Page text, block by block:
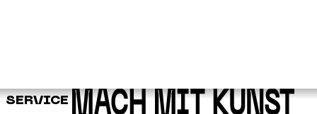
SERVICE